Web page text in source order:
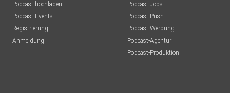
Podcast hochladen
Podcast-Events
Registrierung
Anmeldung
Podcast-Jobs
Podcast-Push
Podcast-Werbung
Podcast-Agentur
Podcast-Produktion